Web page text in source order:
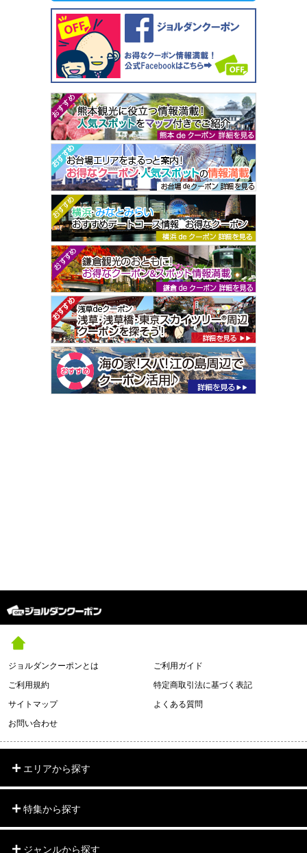
ジョルダンクーポンとは
ご利用ガイド
ご利用規約
特定商取引法に基づく表記
サイトマップ
よくある質問
お問い合わせ
エリアから探す
特集から探す
ジャンルから探す